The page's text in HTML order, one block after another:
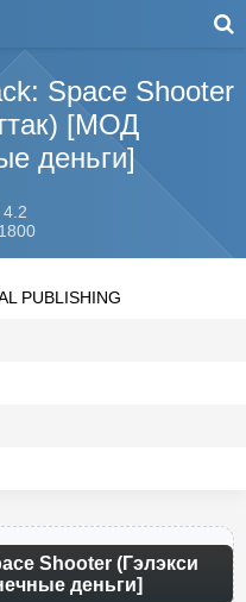
Space Shooter
[МОД
деньги]
4.2
PUBLISHING
Shooter (Гэлэкси
деньги]